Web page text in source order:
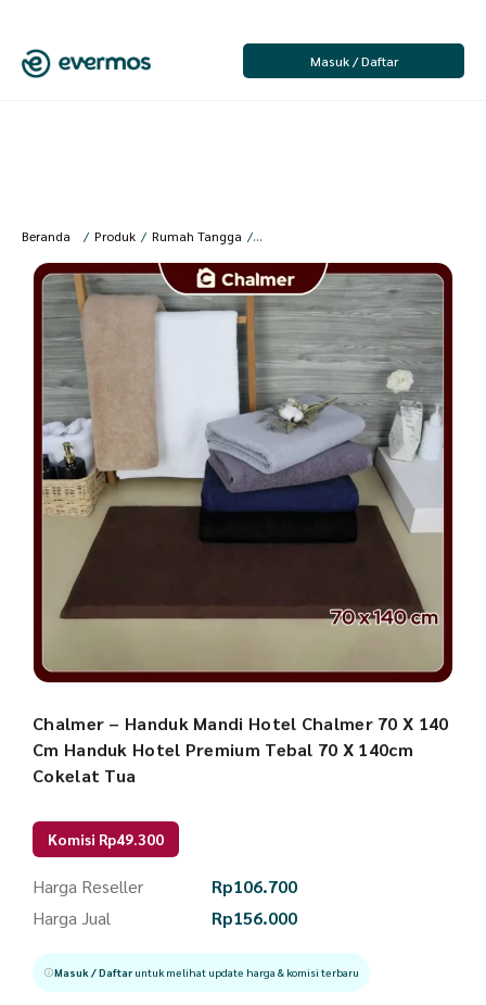
Masuk / Daftar
Beranda / Produk / Rumah Tangga / Kamar Mandi
Chalmer – Handuk Mandi Hotel Chalmer 70 X 140
Cm Handuk Hotel Premium Tebal 70 X 140cm
Cokelat Tua
Komisi Rp49.300
Harga Reseller Rp106.700
Harga Jual
Rp156.000
Masuk / Daftaruntuk melihat update harga & komisi terbaru